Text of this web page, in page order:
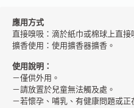
應用方式
直接嗅吸：滴於紙巾或棉球上直接
擴香使用：使用擴香器擴香。
使用說明：
－僅供外用。
－請放置於兒童無法觸及處。
－若懷孕、哺乳、有健康問題或